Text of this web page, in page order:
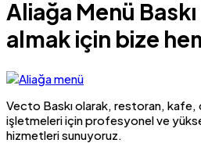
Aliağa Menü
almak için bize
Vecto Baskı olarak, restoran,
işletmeleri için profesyonel ve
hizmetleri sunuyoruz.